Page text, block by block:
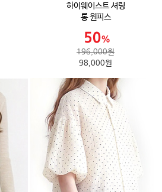
하이웨이스트 셔링
롱 원피스
196,000원
98,000원